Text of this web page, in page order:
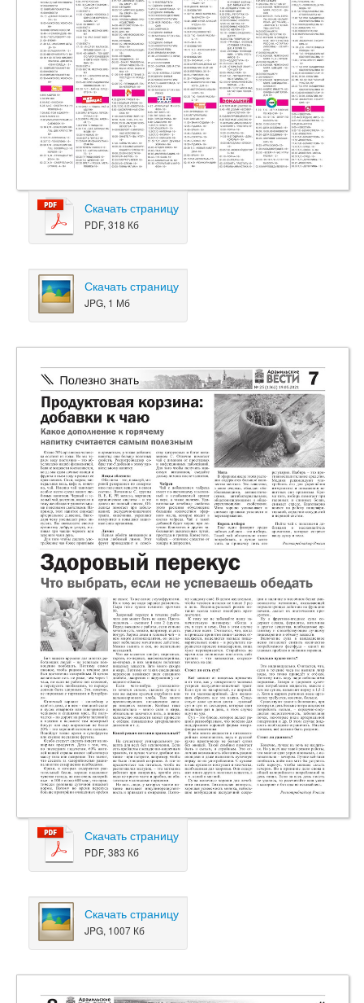
Скачать страницу
PDF, 318 Кб
Скачать страницу
JPG, 1 Мб
Скачать страницу
PDF, 383 Кб
Скачать страницу
JPG, 1007 Кб